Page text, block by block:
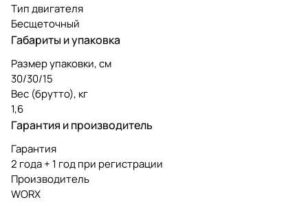
Тип двигателя
Бесщеточный
Габариты и упаковка
Размер упаковки, см
30/30/15
Вес (брутто), кг
1,6
Гарантия и производитель
Гарантия
2 года + 1 год при регистрации
Производитель
WORX